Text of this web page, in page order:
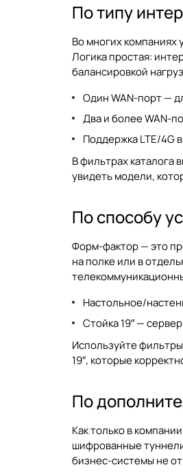
По типу
Во многих компаниях
Логика простая:
балансировкой
Один WAN-порт —
Два и более WAN-
Поддержка LTE/4G
В фильтрах каталога
увидеть модели,
По способу
Форм-фактор — это
на полке или в
Настольное/
Стойка 19″ —
Используйте
19″, которые
По
Как только в
шифрованные
бизнес-системы не